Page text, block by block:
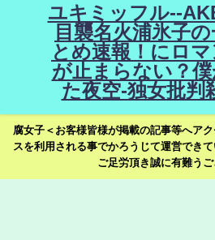
ユキミッフル--
目襲名火浦氷子
とめ速報！にロ
が止まらない？
た夜空-独女批判
腐女子＜お客様皆様が掲載の記事等へア
スを利用される事でかろうじて運営でき
ご足労頂き誠に有難うご